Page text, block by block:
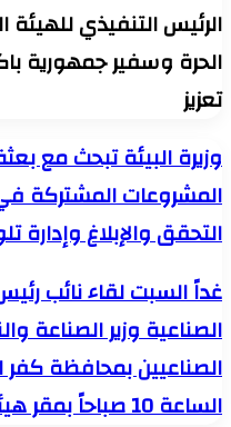
الرئيس التنفيذي للهيئة
الحرة وسفير جمهورية
تعزيز
وزيرة
البيئة
تبحث
بعثة
الدولي
بالقاهرة
تنفيذ
المشروعات
المشتركة
في
الاقتصاد
وزيرة البيئة تبحث مع
المشروعات المشتركة
التحقق والإبلاغ وإدارة
غداً
السبت
لقاء
رئيس
الوزراء
غداً السبت لقاء نائب
الصناعية وزير الصناعة
الصناعيين بمحافظة
الساعة 10 صباحاً بمقر هيئة التنمية الصناعية